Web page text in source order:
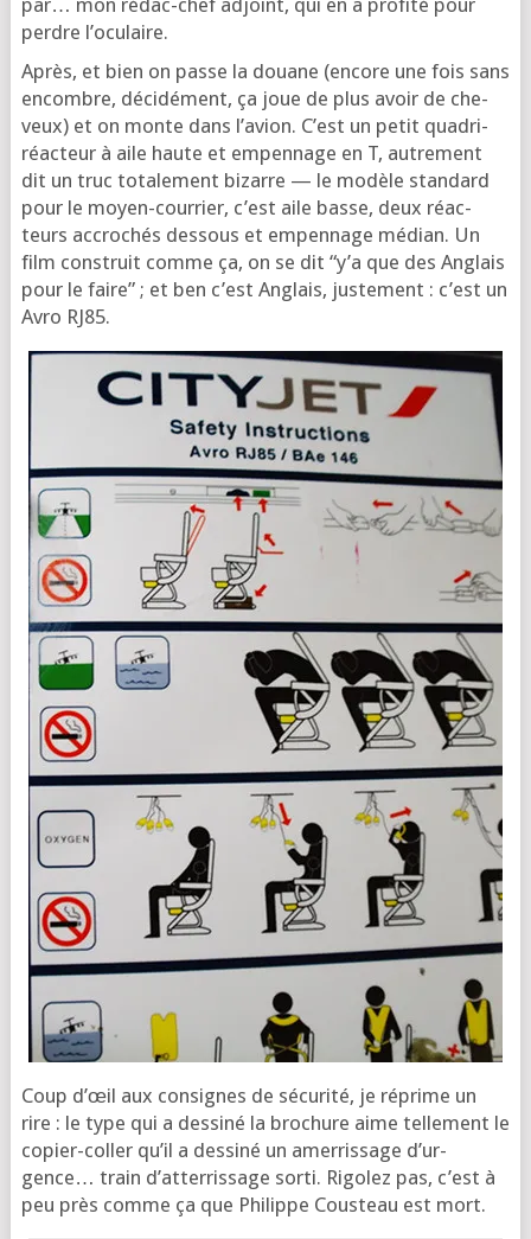
perdre l’oculaire.
Après, et bien on passe la douane (encore une fois sans
encombre, déci­dé­ment, ça joue de plus avoir de che­
veux) et on monte dans l’a­vion. C’est un petit qua­dri­
réac­teur à aile haute et empen­nage en T, autre­ment
dit un truc tota­le­ment bizarre — le modèle stan­dard
pour le moyen-cour­rier, c’est aile basse, deux réac­
teurs accro­chés des­sous et empen­nage médian. Un
film construit comme ça, on se dit “y’a que des Anglais
pour le faire” ; et ben c’est Anglais, jus­te­ment : c’est un
Avro RJ85.
Coup d’œil aux consignes de sécu­ri­té, je réprime un
rire : le type qui a des­si­né la bro­chure aime tel­le­ment le
copier-col­ler qu’il a des­si­né un amer­ris­sage d’ur­
gence… train d’at­ter­ris­sage sor­ti. Rigo­lez pas, c’est à
peu près comme ça que Phi­lippe Cous­teau est mort.